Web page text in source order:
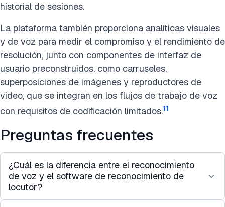
historial de sesiones.
La plataforma también proporciona analíticas visuales
y de voz para medir el compromiso y el rendimiento de
resolución, junto con componentes de interfaz de
usuario preconstruidos, como carruseles,
superposiciones de imágenes y reproductores de
video, que se integran en los flujos de trabajo de voz
con requisitos de codificación limitados.11
Preguntas frecuentes
¿Cuál es la diferencia entre el reconocimiento
de voz y el software de reconocimiento de
locutor?